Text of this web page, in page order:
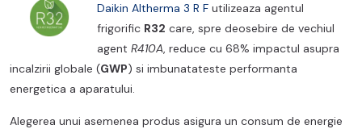
Daikin Altherma 3 R F utilizeaza agentul
frigorific R32 care, spre deosebire de vechiul
agent R410A, reduce cu 68% impactul asupra
incalzirii globale (GWP) si imbunatateste performanta
energetica a aparatului.
Alegerea unui asemenea produs asigura un consum de energie